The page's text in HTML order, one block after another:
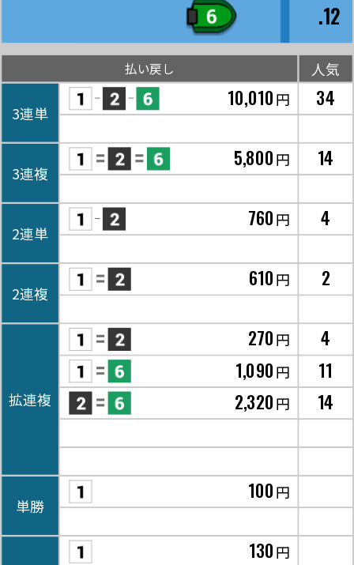
.12
払い戻し 人気
3連単
10,010円 34
3連複
5,800円 14
2連単
760円 4
2連複
610円 2
拡連複
270円
4
1,090円
11
2,320円 14
単勝
100円
130円